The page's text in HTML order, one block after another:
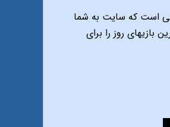
است که سایت به شما
بازیهای روز را برای